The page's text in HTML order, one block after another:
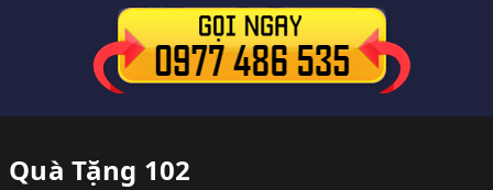
Quà Tặng 102